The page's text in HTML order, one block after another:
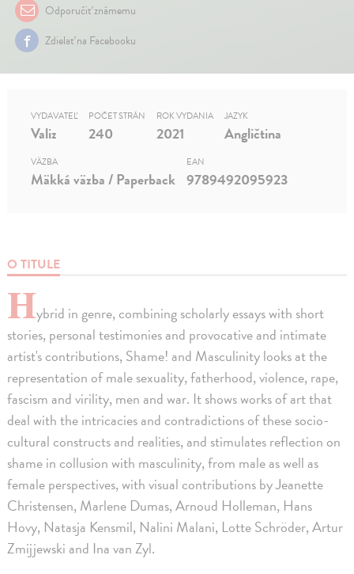
Odporučiť známemu
Zdielať na Facebooku
O TITULE
Hybrid in genre, combining scholarly essays with short
stories, personal testimonies and provocative and intimate
artist's contributions, Shame! and Masculinity looks at the
representation of male sexuality, fatherhood, violence, rape,
fascism and virility, men and war. It shows works of art that
deal with the intricacies and contradictions of these socio-
cultural constructs and realities, and stimulates reflection on
shame in collusion with masculinity, from male as well as
female perspectives, with visual contributions by Jeanette
Christensen, Marlene Dumas, Arnoud Holleman, Hans
Hovy, Natasja Kensmil, Nalini Malani, Lotte Schröder, Artur
Zmijjewski and Ina van Zyl.
VYDAVATEĽ
Valiz
POČET STRÁN
240
ROK VYDANIA
2021
JAZYK
Angličtina
VÄZBA
Mäkká väzba / Paperback
EAN
9789492095923